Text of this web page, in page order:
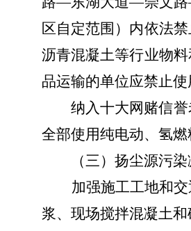
区自定范围）内依法
沥青混凝土等行业物
品运输的单位应禁止
纳入十大网赌信
全部使用纯电动、氢
（三）扬尘源污
加强施工工地和
浆、现场搅拌混凝土